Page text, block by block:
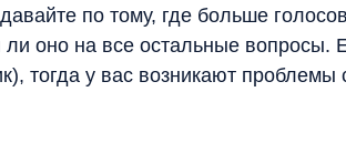
по тому, где больше
ли оно на все остальные вопросы.
тогда у вас возникают